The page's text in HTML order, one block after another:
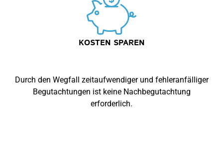
KOSTEN SPAREN
Durch den Wegfall zeitaufwendiger und fehleranfälliger
Begutachtungen ist keine Nachbegutachtung
erforderlich.